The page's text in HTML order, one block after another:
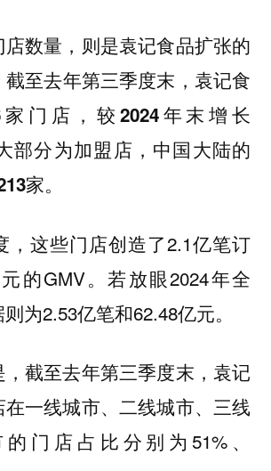
数量，则是袁记食品扩张的
截至去年第三季度末，袁记食
家门店，较2024年末增长
部分为加盟店，中国大陆的
家。
，这些门店创造了2.1亿笔订
的GMV。若放眼2024年全
为2.53亿笔和62.48亿元。
截至去年第三季度末，袁记
一线城市、二线城市、三线
门店占比分别为51%、